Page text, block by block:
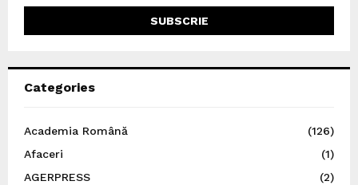
Categories
Academia Română
(126)
Afaceri
(1)
AGERPRESS
(2)